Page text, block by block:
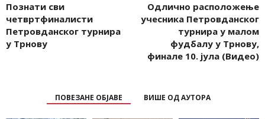
Познати сви
четвртфиналисти
Петровданског турнира
у Трнову
Одлично расположење
учесника Петровданског
турнира у малом
фудбалу у Трнову,
финале 10. јула (Видео)
ПОВЕЗАНЕ ОБЈАВЕ ВИШЕ ОД АУТОРА